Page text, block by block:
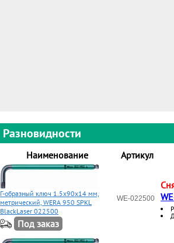
Разновидности
Наименование Артикул
Г-образный ключ 1.5x90x14 мм,
метрический, WERA 950 SPKL
BlackLaser 022500
Под заказ
WE-022500